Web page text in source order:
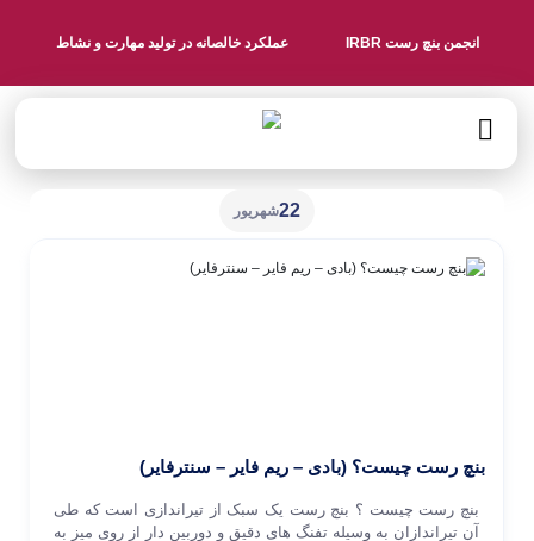
انجمن بنچ رست IRBR عملکرد خالصانه در تولید مهارت و نشاط
22شهریور
بنچ رست چیست؟ (بادی – ریم فایر – سنترفایر)
بنچ رست چیست ؟ بنچ رست یک سبک از تیراندازی است که طی
آن تیراندازان به وسیله تفنگ های دقیق و دوربین دار از روی میز به